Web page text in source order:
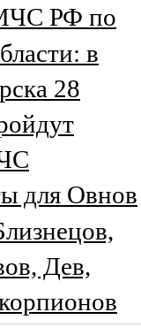
РФ по
в
28
для Овнов
Дев,